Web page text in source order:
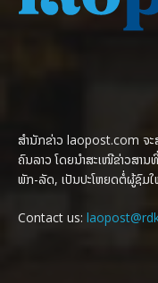
ສຳນັກຂ່າວ laopost.com ຈະ
ຄົນລາວ ໂດຍນຳສະເໜີຂ່າວສານ
ພັກ-ລັດ, ເປັນປະໂຫຍດຕໍ່ຜູ້ຊົມໃ
Contact us: